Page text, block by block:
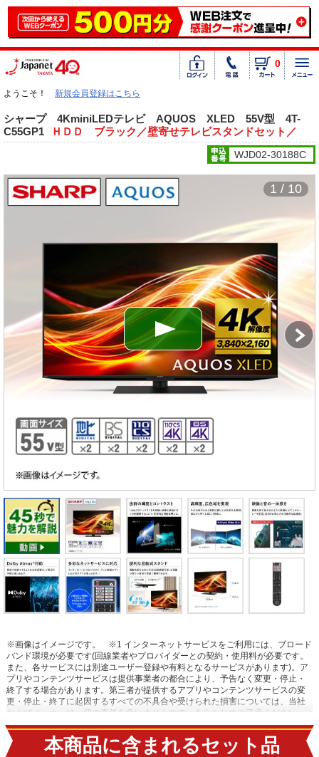
0
ようこそ！ 新規会員登録はこちら
シャープ 4KminiLEDテレビ AQUOS XLED 55V型 4T-
C55GP1
ＨＤＤ ブラック／壁寄せテレビスタンドセット／
WJD02-30188C
1 / 10
※画像はイメージです。
※1 インターネットサービスをご利用には、ブロード
バンド環境が必要です(回線業者やプロバイダーとの契約・使用料が必要です。
また、各サービスには別途ユーザー登録や有料となるサービスがあります)。ア
プリやコンテンツサービスは提供事業者の都合により、予告なく変更・停止・
終了する場合があります。第三者が提供するアプリやコンテンツサービスの変
更・停止・終了に起因するすべての不具合や受けられた損害については、当社
およびメーカーは一切の責任を負いませんので、あらかじめご了承ください。
※2 本体同梱の「スタンド回転ロックネジ」を使用し、固定してください。
本商品に含まれるセット品